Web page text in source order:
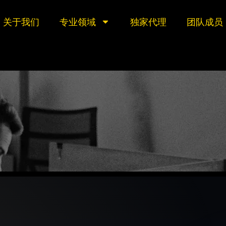
关于我们 专业领域 独家代理 团队成员